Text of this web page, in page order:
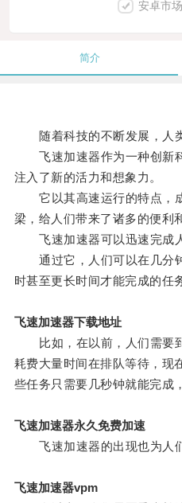
安卓市
简介
随着科技的不断发展，人类
飞速加速器作为一种创新
注入了新的活力和想象力。
它以其高速运行的特点，
梁，给人们带来了诸多的便利
飞速加速器可以迅速完成人
通过它，人们可以在几分
时甚至更长时间才能完成的任
飞速加速器下载地址
比如，在以前，人们需要
耗费大量时间在排队等待，现
些任务只需要几秒钟就能完成
飞速加速器永久免费加速
飞速加速器的出现也为人们
飞速加速器vpm